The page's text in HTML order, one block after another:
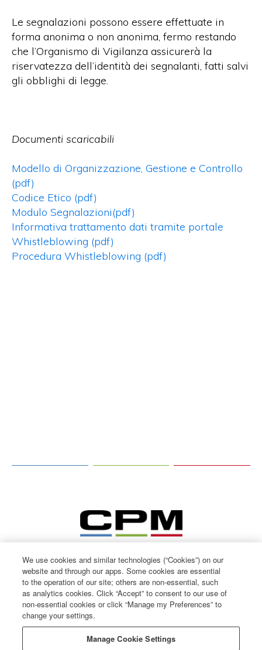
Le segnalazioni possono essere effettuate in
forma anonima o non anonima, fermo restando
che l’Organismo di Vigilanza assicurerà la
riservatezza dell’identità dei segnalanti, fatti salvi
gli obblighi di legge.
Documenti scaricabili
Modello di Organizzazione, Gestione e Controllo
(pdf)
Codice Etico (pdf)
Modulo Segnalazioni(pdf)
Informativa trattamento dati tramite portale
Whistleblowing (pdf)
Procedura Whistleblowing (pdf)
© CPM International 2026
We use cookies and similar technologies (“Cookies”) on our
website and through our apps. Some cookies are essential
to the operation of our site; others are non-essential, such
as analytics cookies. Click “Accept” to consent to our use of
non-essential cookies or click “Manage my Preferences” to
change your settings.
Manage Cookie Settings